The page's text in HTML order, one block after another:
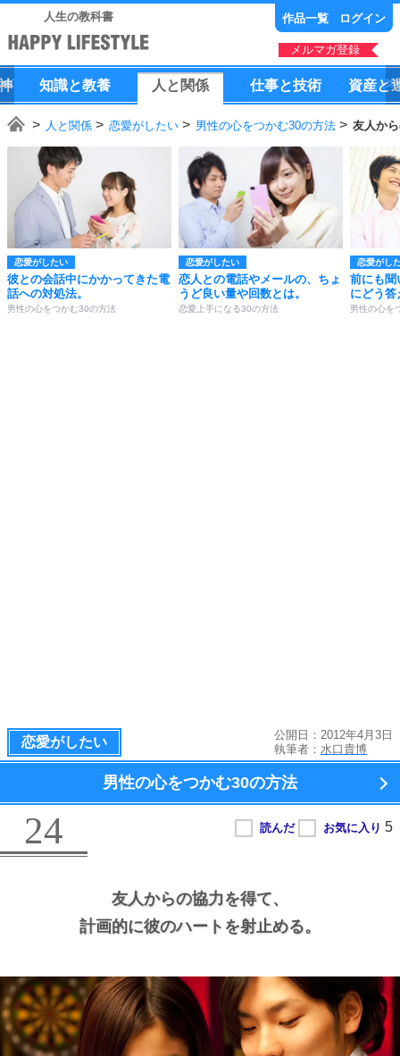
人生の教科書 作品一覧 ログイン
メルマガ登録
知識と教養 人 と 関係 仕事と技術 資産と
人と関係 恋愛がしたい 男性の心をつかむ30の方法 友人か
恋愛がしたい
彼との会話中にかかってきた電
話への対処法。
男性の心をつかむ30の方法
恋愛がしたい
恋人との電話やメールの、ちょ
うど良い量や回数とは。
恋愛上手になる30の方法
恋愛がし
前にも聞
にどう答
男性の心を
恋愛がしたい
公開日：2012年4月3日
執筆者： 水口貴博
男性の心をつかむ30の方法
24
友人からの協力を得て、
計画的に彼のハートを射止める。